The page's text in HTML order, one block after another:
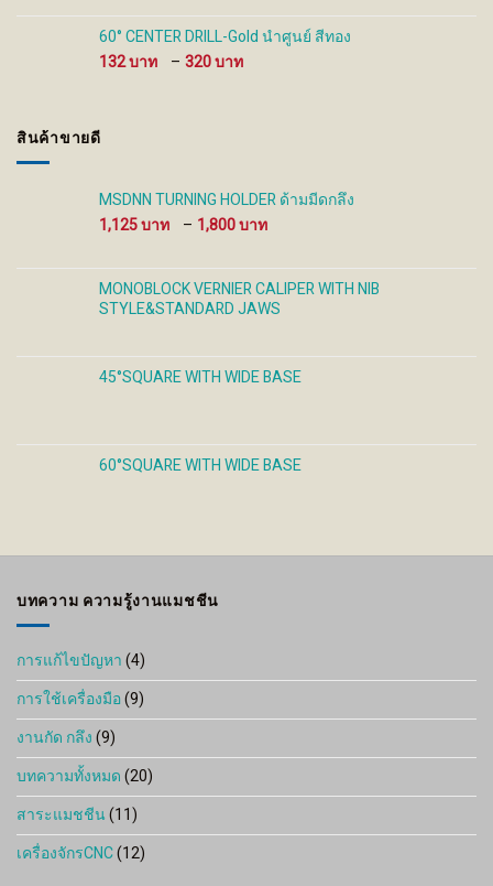
280 ฿
through
930 ฿
60° CENTER DRILL-Gold นำศูนย์ สีทอง
132
– 320
สินค้าขายดี
MSDNN TURNING HOLDER ด้ามมีดกลึง
1,125
– 1,800
1,125 ฿
through
1,800 ฿
MONOBLOCK VERNIER CALIPER WITH NIB
STYLE&STANDARD JAWS
45°SQUARE WITH WIDE BASE
60°SQUARE WITH WIDE BASE
บทความ ความรู้งานแมชชีน
การแก้ไขปัญหา(4)
การใช้เครื่องมือ(9)
งานกัด กลึง(9)
บทความทั้งหมด(20)
สาระแมชชีน(11)
เครื่องจักรCNC(12)